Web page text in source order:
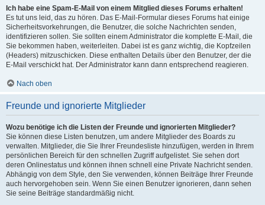
Ich habe eine Spam-E-Mail von einem Mitglied dieses Forums erhalten!
Es tut uns leid, das zu hören. Das E-Mail-Formular dieses Forums hat einige
Sicherheitsvorkehrungen, die Benutzer, die solche Nachrichten senden,
identifizieren sollen. Sie sollten einem Administrator die komplette E-Mail, die
Sie bekommen haben, weiterleiten. Dabei ist es ganz wichtig, die Kopfzeilen
(Headers) mitzuschicken. Diese enthalten Details über den Benutzer, der die
E-Mail verschickt hat. Der Administrator kann dann entsprechend reagieren.
Nach oben
Freunde und ignorierte Mitglieder
Wozu benötige ich die Listen der Freunde und ignorierten Mitglieder?
Sie können diese Listen benutzen, um andere Mitglieder des Boards zu
verwalten. Mitglieder, die Sie Ihrer Freundesliste hinzufügen, werden in Ihrem
persönlichen Bereich für den schnellen Zugriff aufgelistet. Sie sehen dort
deren Onlinestatus und können ihnen schnell eine Private Nachricht senden.
Abhängig von dem Style, den Sie verwenden, können Beiträge Ihrer Freunde
auch hervorgehoben sein. Wenn Sie einen Benutzer ignorieren, dann sehen
Sie seine Beiträge standardmäßig nicht.